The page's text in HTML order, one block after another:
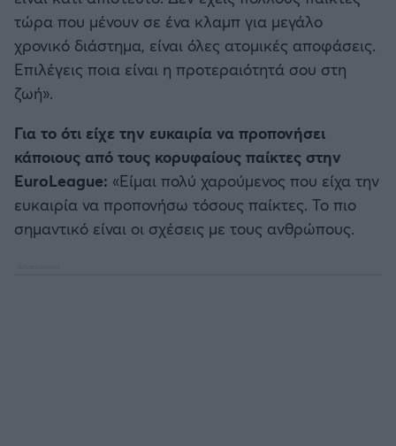
τώρα που μένουν σε ένα κλαμπ για μεγάλο
χρονικό διάστημα, είναι όλες ατομικές αποφάσεις.
Επιλέγεις ποια είναι η προτεραιότητά σου στη
ζωή».
Για το ότι είχε την ευκαιρία να προπονήσει
κάποιους από τους κορυφαίους παίκτες στην
EuroLeague: «Είμαι πολύ χαρούμενος που είχα την
ευκαιρία να προπονήσω τόσους παίκτες. Το πιο
σημαντικό είναι οι σχέσεις με τους ανθρώπους.